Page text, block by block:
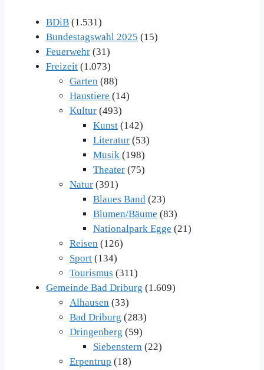
BDiB (1.531)
Bundestagswahl 2025 (15)
Feuerwehr (31)
Freizeit (1.073)
Garten (88)
Haustiere (14)
Kultur (493)
Kunst (142)
Literatur (53)
Musik (198)
Theater (75)
Natur (391)
Blaues Band (23)
Blumen/Bäume (83)
Nationalpark Egge (21)
Reisen (126)
Sport (134)
Tourismus (311)
Gemeinde Bad Driburg (1.609)
Alhausen (33)
Bad Driburg (283)
Dringenberg (59)
Siebenstern (22)
Erpentrup (18)